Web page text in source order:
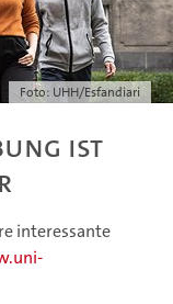
Foto: UHH/Esfandiari
ist
interessante